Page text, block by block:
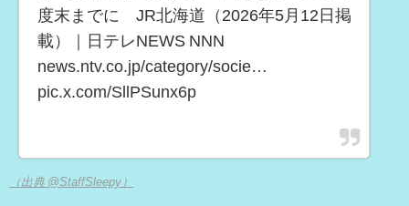
度末までに JR北海道（2026年5月12日掲
載）｜日テレNEWS NNN
news.ntv.co.jp/category/socie…
pic.x.com/SllPSunx6p
（出典 @StaffSleepy）